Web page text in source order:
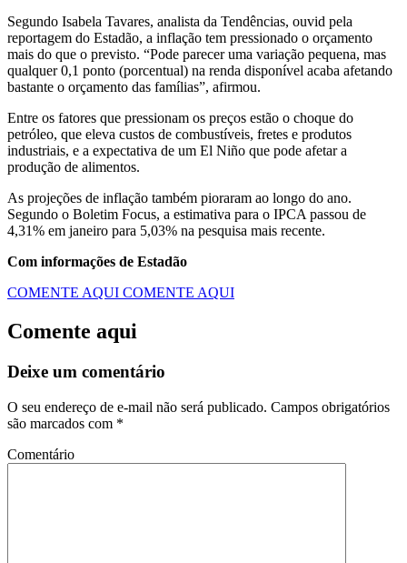
Segundo Isabela Tavares, analista da Tendências, ouvid pela
reportagem do Estadão, a inflação tem pressionado o orçamento
mais do que o previsto. “Pode parecer uma variação pequena, mas
qualquer 0,1 ponto (porcentual) na renda disponível acaba afetando
bastante o orçamento das famílias”, afirmou.
Entre os fatores que pressionam os preços estão o choque do
petróleo, que eleva custos de combustíveis, fretes e produtos
industriais, e a expectativa de um El Niño que pode afetar a
produção de alimentos.
As projeções de inflação também pioraram ao longo do ano.
Segundo o Boletim Focus, a estimativa para o IPCA passou de
4,31% em janeiro para 5,03% na pesquisa mais recente.
Com informações de Estadão
COMENTE AQUI COMENTE AQUI
Comente aqui
Deixe um comentário
O seu endereço de e-mail não será publicado. Campos obrigatórios
são marcados com *
Comentário